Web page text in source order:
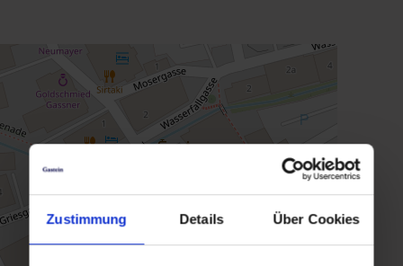
Zustimmung Details Über Cookies